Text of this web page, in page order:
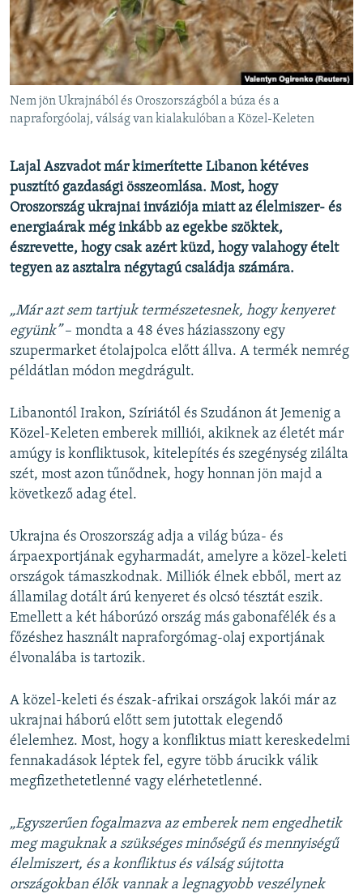
EURÓPAI UNIÓ
VILÁG
KLÍMAVÁLTOZÁS
A MÚLT TANULSÁGAI
Valamennyi RFE/RL weboldal
Nem jön Ukrajnából és Oroszországból a búza és a
napraforgóolaj, válság van kialakulóban a Közel-Keleten
Lajal Aszvadot már kimerítette Libanon kétéves
pusztító gazdasági összeomlása. Most, hogy
Oroszország ukrajnai inváziója miatt az élelmiszer- és
energiaárak még inkább az egekbe szöktek,
észrevette, hogy csak azért küzd, hogy valahogy ételt
tegyen az asztalra négytagú családja számára.
„Már azt sem tartjuk természetesnek, hogy kenyeret
együnk”– mondta a 48 éves háziasszony egy
szupermarket étolajpolca előtt állva. A termék nemrég
példátlan módon megdrágult.
Libanontól Irakon, Szíriától és Szudánon át Jemenig a
Közel-Keleten emberek milliói, akiknek az életét már
amúgy is konfliktusok, kitelepítés és szegénység zilálta
szét, most azon tűnődnek, hogy honnan jön majd a
következő adag étel.
Ukrajna és Oroszország adja a világ búza- és
árpaexportjának egyharmadát, amelyre a közel-keleti
országok támaszkodnak. Milliók élnek ebből, mert az
államilag dotált árú kenyeret és olcsó tésztát eszik.
Emellett a két háborúzó ország más gabonafélék és a
főzéshez használt napraforgómag-olaj exportjának
élvonalába is tartozik.
A közel-keleti és észak-afrikai országok lakói már az
ukrajnai háború előtt sem jutottak elegendő
élelemhez. Most, hogy a konfliktus miatt kereskedelmi
fennakadások léptek fel, egyre több árucikk válik
megfizethetetlenné vagy elérhetetlenné.
„Egyszerűen fogalmazva az emberek nem engedhetik
meg maguknak a szükséges minőségű és mennyiségű
élelmiszert, és a konfliktus és válság sújtotta
országokban élők vannak a legnagyobb veszélynek